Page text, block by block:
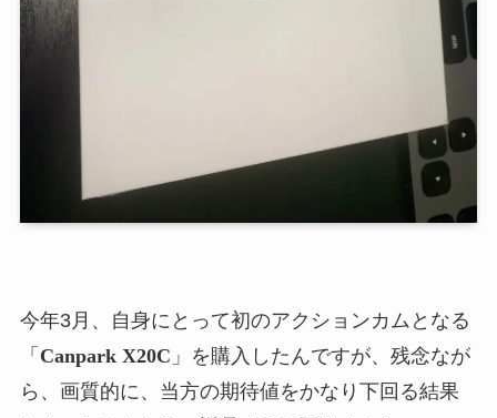
今年3月、自身にとって初のアクションカムとなる
「 Canpark X20C 」を購入したんですが、残念なが
ら、画質的に、当方の期待値をかなり下回る結果